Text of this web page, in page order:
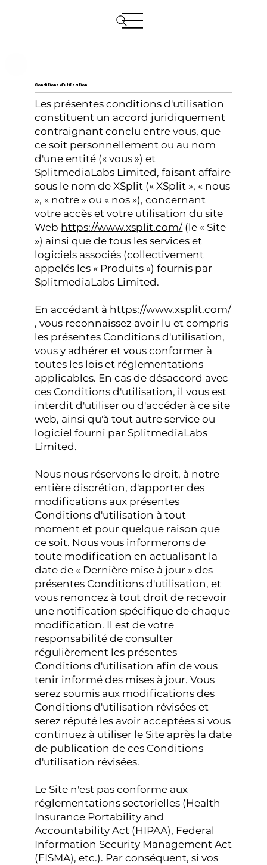
Conditions d'utilisation
Les présentes conditions d'utilisation
constituent un accord juridiquement
contraignant conclu entre vous, que
ce soit personnellement ou au nom
d'une entité (« vous ») et
SplitmediaLabs Limited, faisant affaire
sous le nom de XSplit (« XSplit », « nous
», « notre » ou « nos »), concernant
votre accès et votre utilisation du site
Web https://www.xsplit.com/ (le « Site
») ainsi que de tous les services et
logiciels associés (collectivement
appelés les « Produits ») fournis par
SplitmediaLabs Limited.
En accédant à https://www.xsplit.com/
, vous reconnaissez avoir lu et compris
les présentes Conditions d'utilisation,
vous y adhérer et vous conformer à
toutes les lois et réglementations
applicables. En cas de désaccord avec
ces Conditions d'utilisation, il vous est
interdit d'utiliser ou d'accéder à ce site
web, ainsi qu'à tout autre service ou
logiciel fourni par SplitmediaLabs
Limited.
Nous nous réservons le droit, à notre
entière discrétion, d'apporter des
modifications aux présentes
Conditions d'utilisation à tout
moment et pour quelque raison que
ce soit. Nous vous informerons de
toute modification en actualisant la
date de « Dernière mise à jour » des
présentes Conditions d'utilisation, et
vous renoncez à tout droit de recevoir
une notification spécifique de chaque
modification. Il est de votre
responsabilité de consulter
régulièrement les présentes
Conditions d'utilisation afin de vous
tenir informé des mises à jour. Vous
serez soumis aux modifications des
Conditions d'utilisation révisées et
serez réputé les avoir acceptées si vous
continuez à utiliser le Site après la date
de publication de ces Conditions
d'utilisation révisées.
Le Site n'est pas conforme aux
réglementations sectorielles (Health
Insurance Portability and
Accountability Act (HIPAA), Federal
Information Security Management Act
(FISMA), etc.). Par conséquent, si vos